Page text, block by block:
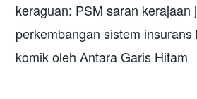
keraguan: PSM saran kerajaan
perkembangan sistem
komik oleh Antara Garis Hitam